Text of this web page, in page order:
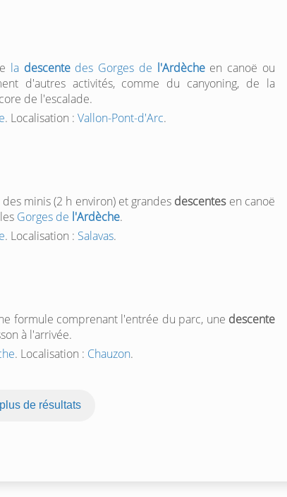
la descentedes Gorges de l'Ardècheen canoë ou
d'autres activités, comme du canyoning, de la
de l'escalade.
. Localisation : Vallon-Pont-d'Arc.
minis (2 h environ) et grandes descentesen canoë
Gorges de l'Ardèche.
. Localisation : Salavas.
formule comprenant l'entrée du parc, une descente
à l'arrivée.
. Localisation : Chauzon.
de résultats